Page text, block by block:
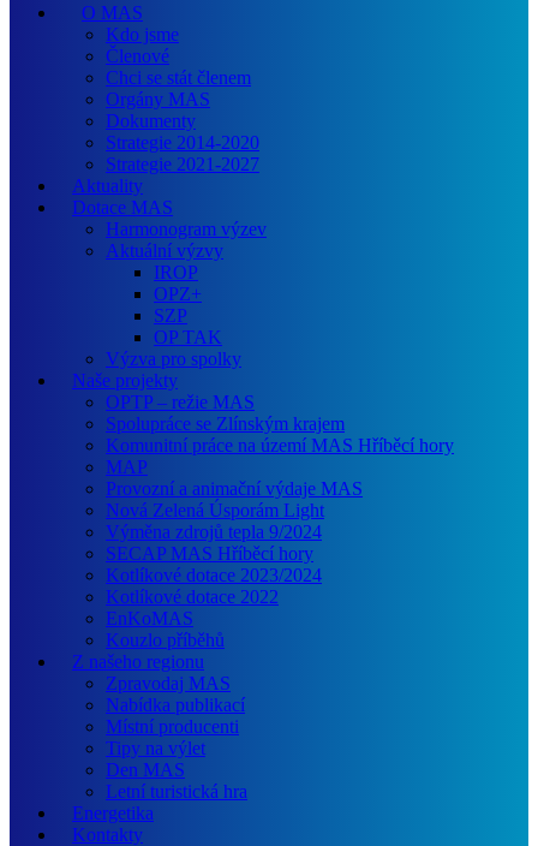
O MAS
Kdo jsme
Členové
Chci se stát členem
Orgány MAS
Dokumenty
Strategie 2014-2020
Strategie 2021-2027
Aktuality
Dotace MAS
Harmonogram výzev
Aktuální výzvy
IROP
OPZ+
SZP
OP TAK
Výzva pro spolky
Naše projekty
OPTP – režie MAS
Spolupráce se Zlínským krajem
Komunitní práce na území MAS Hříběcí hory
MAP
Provozní a animační výdaje MAS
Nová Zelená Úsporám Light
Výměna zdrojů tepla 9/2024
SECAP MAS Hříběcí hory
Kotlíkové dotace 2023/2024
Kotlíkové dotace 2022
EnKoMAS
Kouzlo příběhů
Z našeho regionu
Zpravodaj MAS
Nabídka publikací
Místní producenti
Tipy na výlet
Den MAS
Letní turistická hra
Energetika
Kontakty